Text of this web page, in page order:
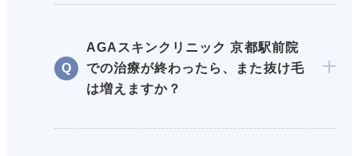
AGAスキンクリニック 京都駅前院
での治療が終わったら、また抜け毛
は増えますか？